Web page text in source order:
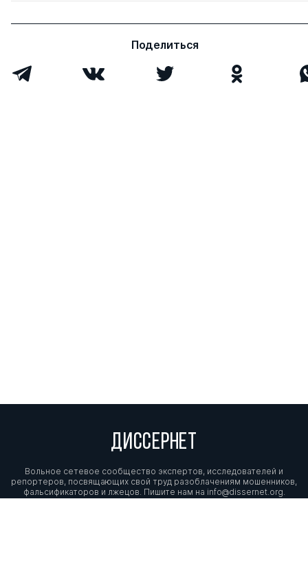
Поделиться
ДИССЕРНЕТ
Вольное сетевое сообщество экспертов, исследователей и
репортеров, посвящающих свой труд разоблачениям мошенников,
фальсификаторов и лжецов. Пишите нам на info@dissernet.org.